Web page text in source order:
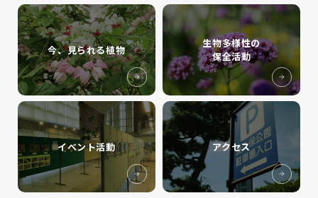
今、見られる植物
生物多様性の
保全活動
イベント活動 アクセス